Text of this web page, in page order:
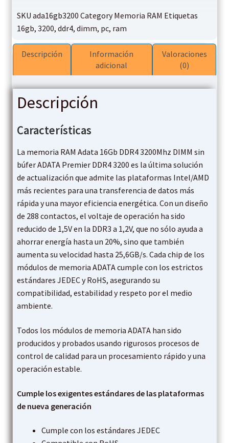
SKU ada16gb3200 Category Memoria RAM Etiquetas
16gb, 3200, ddr4, dimm, pc, ram
Descripción
Información
adicional
Valoraciones
(0)
Descripción
Características
La memoria RAM Adata 16Gb DDR4 3200Mhz DIMM sin
búfer ADATA Premier DDR4 3200 es la última solución
de actualización que admite las plataformas Intel/AMD
más recientes para una transferencia de datos más
rápida y una mayor eficiencia energética. Con un diseño
de 288 contactos, el voltaje de operación ha sido
reducido de 1,5V en la DDR3 a 1,2V, que no sólo ayuda a
ahorrar energía hasta un 20%, sino que también
aumenta su velocidad hasta 25,6GB/s. Cada chip de los
módulos de memoria ADATA cumple con los estrictos
estándares JEDEC y RoHS, asegurando su
compatibilidad, estabilidad y respeto por el medio
ambiente.
Todos los módulos de memoria ADATA han sido
producidos y probados usando rigurosos procesos de
control de calidad para un procesamiento rápido y una
operación estable.
Cumple los exigentes estándares de las plataformas
de nueva generación
Cumple con los estándares JEDEC